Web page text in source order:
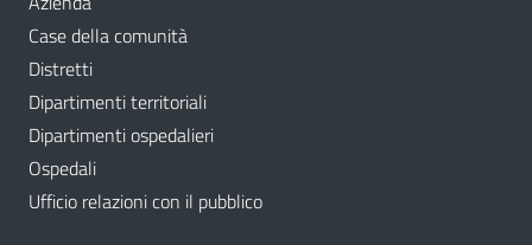
Case della comunità
Distretti
Dipartimenti territoriali
Dipartimenti ospedalieri
Ospedali
Ufficio relazioni con il pubblico